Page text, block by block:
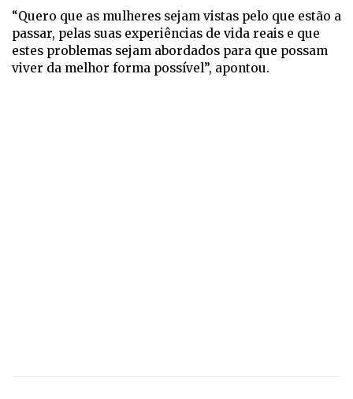
“Quero que as mulheres sejam vistas pelo que estão a
passar, pelas suas experiências de vida reais e que
estes problemas sejam abordados para que possam
viver da melhor forma possível”, apontou.